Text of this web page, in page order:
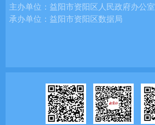
主办单位：益阳市资阳区人民政府办公室
承办单位：益阳市资阳区数据局